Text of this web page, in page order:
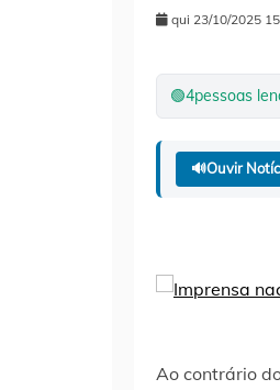
qui 23/10/2025
🟢4pessoas
🔊Ouvir
Ao contrário